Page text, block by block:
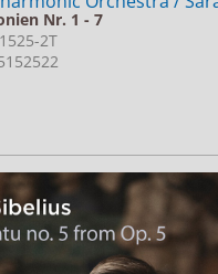
Nr. 1 - 7
2T